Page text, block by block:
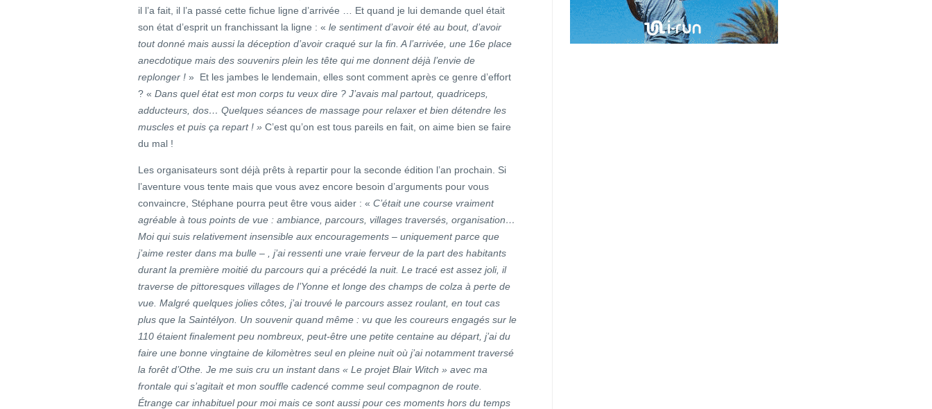
il l’a fait, il l’a passé cette fichue ligne d’arrivée … Et quand je lui demande quel était
son état d’esprit un franchissant la ligne : « le sentiment d’avoir été au bout, d’avoir
tout donné mais aussi la déception d’avoir craqué sur la fin. A l’arrivée, une 16e place
anecdotique mais des souvenirs plein les tête qui me donnent déjà l’envie de
replonger ! »
Et les jambes le lendemain, elles sont comment après ce genre d’effort
? « Dans quel état est mon corps tu veux dire ? J’avais mal partout, quadriceps,
adducteurs, dos… Quelques séances de massage pour relaxer et bien détendre les
muscles et puis ça repart ! » C’est qu’on est tous pareils en fait, on aime bien se faire
du mal !
Les organisateurs sont déjà prêts à repartir pour la seconde édition l’an prochain. Si
l’aventure vous tente mais que vous avez encore besoin d’arguments pour vous
convaincre, Stéphane pourra peut être vous aider : « C’était une course vraiment
agréable à tous points de vue : ambiance, parcours, villages traversés, organisation…
Moi qui suis relativement insensible aux encouragements – uniquement parce que
j’aime rester dans ma bulle – , j’ai ressenti une vraie ferveur de la part des habitants
durant la première moitié du parcours qui a précédé la nuit. Le tracé est assez joli, il
traverse de pittoresques villages de l’Yonne et longe des champs de colza à perte de
vue. Malgré quelques jolies côtes, j’ai trouvé le parcours assez roulant, en tout cas
plus que la Saintélyon. Un souvenir quand même : vu que les coureurs engagés sur le
110 étaient finalement peu nombreux, peut-être une petite centaine au départ, j’ai du
faire une bonne vingtaine de kilomètres seul en pleine nuit où j’ai notamment traversé
la forêt d’Othe. Je me suis cru un instant dans « Le projet Blair Witch » avec ma
frontale qui s’agitait et mon souffle cadencé comme seul compagnon de route.
Étrange car inhabituel pour moi mais ce sont aussi pour ces moments hors du temps